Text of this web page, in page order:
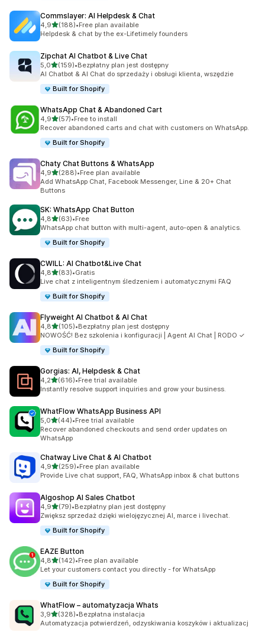
Commslayer: AI Helpdesk & Chat
4,9na 5 gwiazdek
(188)
Łączna liczba recenzji: 188
•Free plan available
Helpdesk & chat by the ex-Lifetimely founders
Zipchat AI Chatbot & Live Chat
5,0na 5 gwiazdek
(159)
Łączna liczba recenzji: 159
•Bezpłatny plan jest dostępny
AI Chatbot & AI Chat do sprzedaży i obsługi klienta, wszędzie
Built for Shopify
WhatsApp Chat & Abandoned Cart
4,9na 5 gwiazdek
(57)
Łączna liczba recenzji: 57
•Free to install
Recover abandoned carts and chat with customers on WhatsApp.
Built for Shopify
Chaty Chat Buttons & WhatsApp
4,9na 5 gwiazdek
(288)
Łączna liczba recenzji: 288
•Free plan available
Add WhatsApp Chat, Facebook Messenger, Line & 20+ Chat
Buttons
SK: WhatsApp Chat Button
4,8na 5 gwiazdek
(63)
Łączna liczba recenzji: 63
•Free
WhatsApp chat button with multi-agent, auto-open & analytics.
Built for Shopify
CWILL: AI Chatbot&Live Chat
4,8na 5 gwiazdek
(83)
Łączna liczba recenzji: 83
•Gratis
Live chat z inteligentnym śledzeniem i automatycznymi FAQ
Built for Shopify
Flyweight AI Chatbot & AI Chat
4,8na 5 gwiazdek
(105)
Łączna liczba recenzji: 105
•Bezpłatny plan jest dostępny
NOWOŚĆ! Bez szkolenia i konfiguracji | Agent AI Chat | RODO ✓
Built for Shopify
Gorgias: AI, Helpdesk & Chat
4,2na 5 gwiazdek
(616)
Łączna liczba recenzji: 616
•Free trial available
Instantly resolve support inquiries and grow your business.
WhatFlow WhatsApp Business API
5,0na 5 gwiazdek
(44)
Łączna liczba recenzji: 44
•Free trial available
Recover abandoned checkouts and send order updates on
WhatsApp
Chatway Live Chat & AI Chatbot
4,9na 5 gwiazdek
(259)
Łączna liczba recenzji: 259
•Free plan available
Provide Live chat support, FAQ, WhatsApp inbox & chat buttons
Algoshop AI Sales Chatbot
4,9na 5 gwiazdek
(79)
Łączna liczba recenzji: 79
•Bezpłatny plan jest dostępny
Zwiększ sprzedaż dzięki wielojęzycznej AI, marce i livechat.
Built for Shopify
EAZE Button
4,8na 5 gwiazdek
(142)
Łączna liczba recenzji: 142
•Free plan available
Let your customers contact you directly - for WhatsApp
Built for Shopify
WhatFlow – automatyzacja Whats
3,9na 5 gwiazdek
(328)
Łączna liczba recenzji: 328
•Bezpłatna instalacja
Automatyzacja potwierdzeń, odzyskiwania koszyków i aktualizacj